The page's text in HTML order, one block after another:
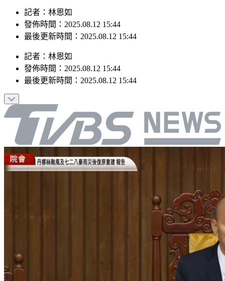
記者：林恩如
發佈時間：2025.08.12 15:44
最後更新時間：2025.08.12 15:44
記者 ： 林恩如
發佈時間： 2025.08.12 15:44
最後更新時間： 2025.08.12 15:44